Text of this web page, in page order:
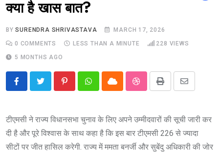
क्या है खास बात?
BYSURENDRA SHRIVASTAVA
MARCH 17, 2026
0 COMMENTS LESS THAN A MINUTE 228 VIEWS
5 MONTHS AGO
PinterestWhatsappCloud StumbleUpon
Print
Share
Email
टीएमसी ने राज्य विधानसभा चुनाव के लिए अपने उम्मीदवारों की सूची जारी कर
दी है और पूरे विश्वास के साथ कहा है कि इस बार टीएमसी 226 से ज्यादा
सीटों पर जीत हासिल करेगी. राज्य में ममता बनर्जी और सुबेंदु अधिकारी की जोर